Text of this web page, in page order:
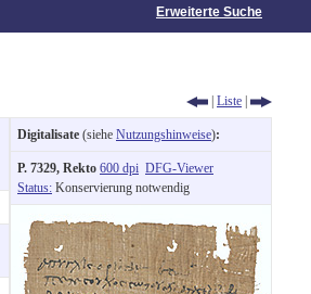
Erweiterte Suche
| Liste |
Digitalisate (siehe Nutzungshinweise):
P. 7329, Rekto 600 dpi DFG-Viewer
Status: Konservierung notwendig